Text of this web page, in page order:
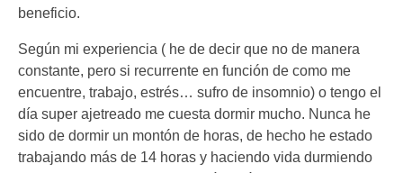
beneficio.
Según mi experiencia ( he de decir que no de manera
constante, pero si recurrente en función de como me
encuentre, trabajo, estrés… sufro de insomnio) o tengo el
día super ajetreado me cuesta dormir mucho. Nunca he
sido de dormir un montón de horas, de hecho he estado
trabajando más de 14 horas y haciendo vida durmiendo